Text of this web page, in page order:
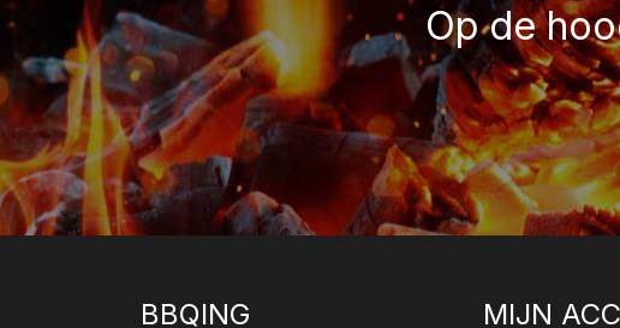
Op de
BBQING MIJN